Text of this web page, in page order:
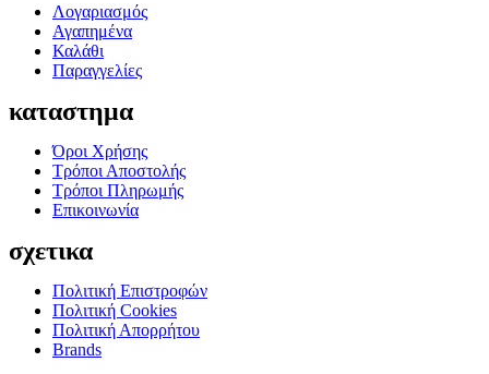
Λογαριασμός
Αγαπημένα
Καλάθι
Παραγγελίες
καταστημα
Όροι Χρήσης
Τρόποι Αποστολής
Τρόποι Πληρωμής
Επικοινωνία
σχετικα
Πολιτική Επιστροφών
Πολιτική Cookies
Πολιτική Απορρήτου
Brands